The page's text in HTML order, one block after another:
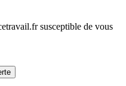
susceptible de vous